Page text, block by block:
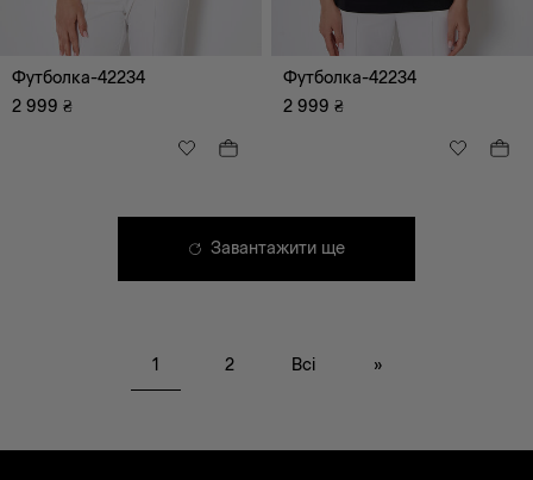
Футболка-42234
2 999 ₴
Футболка-42234
2 999 ₴
Завантажити ще
1 2 Всі »